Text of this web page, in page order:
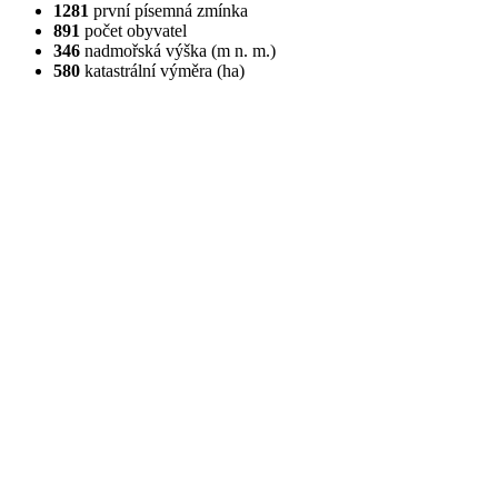
1281 první písemná zmínka
891 počet obyvatel
346 nadmořská výška (m n. m.)
580 katastrální výměra (ha)